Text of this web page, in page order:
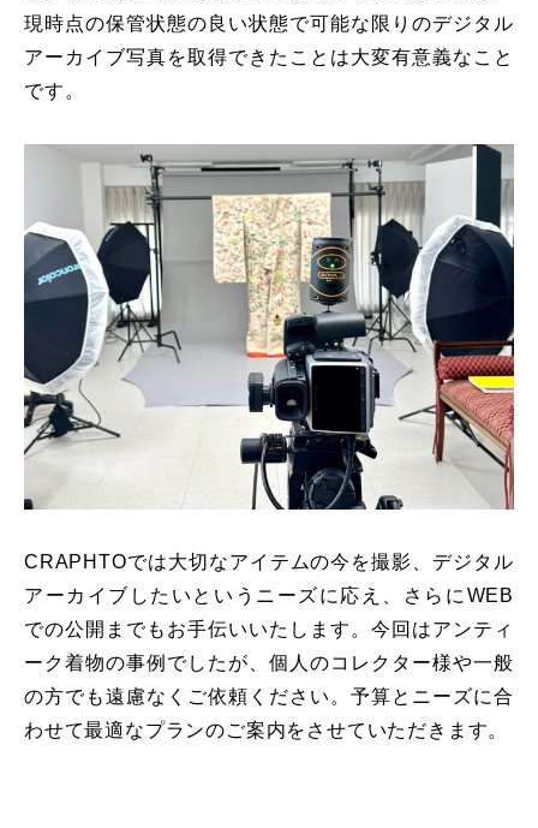
現時点の保管状態の良い状態で可能な限りのデジタル
アーカイブ写真を取得できたことは大変有意義なこと
です。
CRAPHTOでは大切なアイテムの今を撮影、デジタル
アーカイブしたいというニーズに応え、さらにWEB
での公開までもお手伝いいたします。今回はアンティ
ーク着物の事例でしたが、個人のコレクター様や一般
の方でも遠慮なくご依頼ください。予算とニーズに合
わせて最適なプランのご案内をさせていただきます。